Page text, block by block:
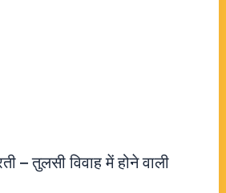
– तुलसी विवाह में होने वाली